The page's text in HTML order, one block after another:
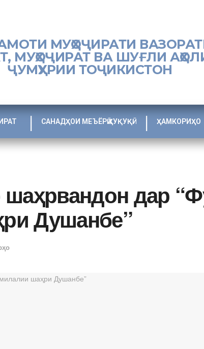
МУҲОҶИРАТИ
МУҲОҶИРАТ ВА ШУҒЛИ
ҶУМҲУРИИ ТОҶИКИСТОН
САНАДҲОИ МЕЪЁРӢ ҲУҚУҚӢ ҲАМКОРИҲО
дар
Душанбе”